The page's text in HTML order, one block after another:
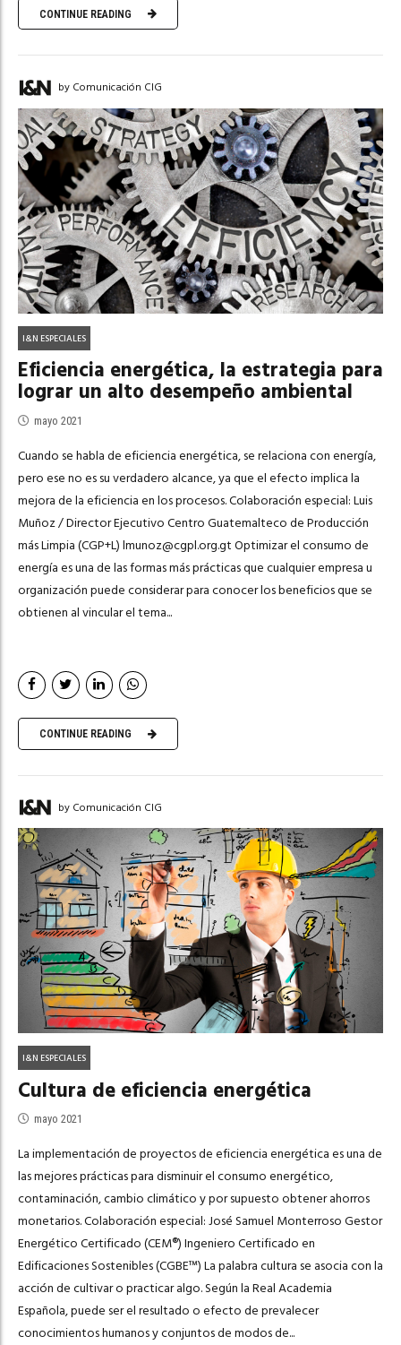
CONTINUE READING
by Comunicación CIG
I&N ESPECIALES
Eficiencia energética, la estrategia para
lograr un alto desempeño ambiental
mayo 2021
Cuando se habla de eficiencia energética, se relaciona con energía,
pero ese no es su verdadero alcance, ya que el efecto implica la
mejora de la eficiencia en los procesos. Colaboración especial: Luis
Muñoz / Director Ejecutivo Centro Guatemalteco de Producción
más Limpia (CGP+L)lmunoz@cgpl.org.gtOptimizar el consumo de
energía es una de las formas más prácticas que cualquier empresa u
organización puede considerar para conocer los beneficios que se
obtienen al vincular el tema...
CONTINUE READING
by Comunicación CIG
I&N ESPECIALES
Cultura de eficiencia energética
mayo 2021
La implementación de proyectos de eficiencia energética es una de
las mejores prácticas para disminuir el consumo energético,
contaminación, cambio climático y por supuesto obtener ahorros
monetarios. Colaboración especial: José Samuel Monterroso Gestor
Energético Certificado (CEM®) Ingeniero Certificado en
Edificaciones Sostenibles (CGBE™) La palabra cultura se asocia con la
acción de cultivar o practicar algo. Según la Real Academia
Española, puede ser el resultado o efecto de prevalecer
conocimientos humanos y conjuntos de modos de...